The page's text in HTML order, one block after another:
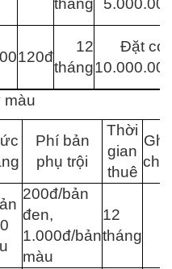
tháng
120đ
12
tháng
Đặt
màu
Phí bản
phụ trội
Thời
gian
thuê
Ghi
chú
200đ/bản
đen,
1.000đ/bản
màu
12
tháng